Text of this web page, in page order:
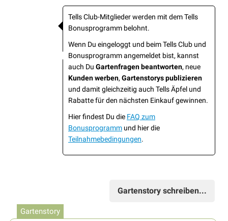
Tells Club-Mitglieder werden mit dem Tells
Bonusprogramm belohnt.
Wenn Du eingeloggt und beim Tells Club und
Bonusprogramm angemeldet bist, kannst
auch Du Gartenfragen beantworten, neue
Kunden werben, Gartenstorys publizieren
und damit gleichzeitig auch Tells Äpfel und
Rabatte für den nächsten Einkauf gewinnen.
Hier findest Du die FAQ zum
Bonusprogramm und hier die
Teilnahmebedingungen.
Gartenstory schreiben...
Gartenstory